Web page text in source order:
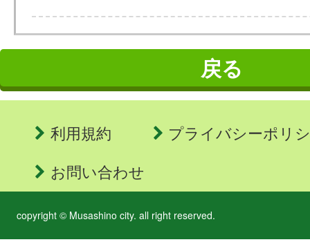
戻る
利用規約
プライバシーポリ
お問い合わせ
copyright © Musashino city. all right reserved.